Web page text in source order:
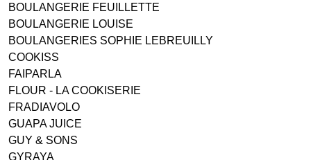
BOULANGERIE FEUILLETTE
BOULANGERIE LOUISE
BOULANGERIES SOPHIE LEBREUILLY
COOKISS
FAIPARLA
FLOUR - LA COOKISERIE
FRADIAVOLO
GUAPA JUICE
GUY & SONS
GYRAYA